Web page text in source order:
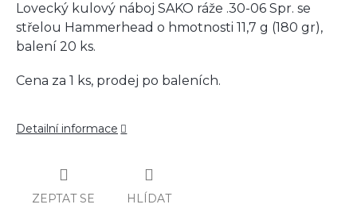
Lovecký kulový náboj SAKO ráže .30-06 Spr. se
střelou Hammerhead o hmotnosti 11,7 g (180 gr),
balení 20 ks.
Cena za 1 ks, prodej po baleních.
Detailní informace
ZEPTAT SE HLÍDAT